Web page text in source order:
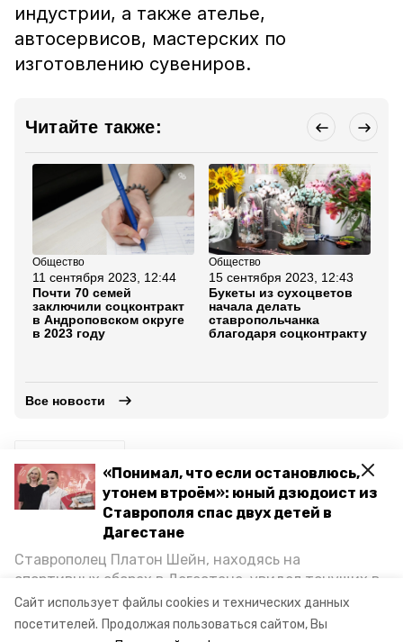
Сайт использует файлы cookies и технических данных
посетителей. Продолжая пользоваться сайтом, Вы
«Понимал, что если остановлюсь,
утонем втроём»: юный дзюдоист из
Ставрополя спас двух детей в
Дагестане
Ставрополец Платон Шейн, находясь на
спортивных сборах в Дегестане, увидел тонущих в
Каспийском море детей и бросился на помощь. По
возвращении домой, отважного мальчика
индустрии, а также ателье,
автосервисов, мастерских по
изготовлению сувениров.
Читайте также:
Общество
11 сентября 2023, 12:44
Почти 70 семей
заключили соцконтракт
в Андроповском округе
в 2023 году
Общество
15 сентября 2023, 12:43
Букеты из сухоцветов
начала делать
ставропольчанка
благодаря соцконтракту
Все новости
губернатор владимир владимиров
минтруда и соцзащиты ск
развитие предпринимательства
социальная поддержка